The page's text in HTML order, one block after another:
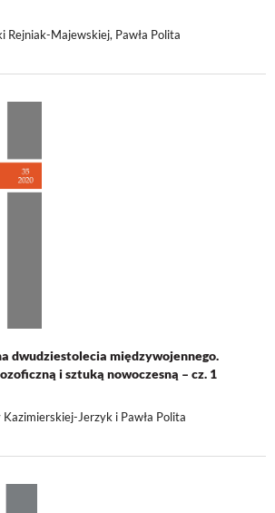
Rejniak-Majewskiej, Pawła Polita
dwudziestolecia międzywojennego.
i sztuką nowoczesną – cz. 1
Jerzyk i Pawła Polita